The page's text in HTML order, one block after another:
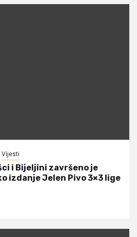
Vijesti
i Bijeljini završeno je
izdanje Jelen Pivo 3×3 lige